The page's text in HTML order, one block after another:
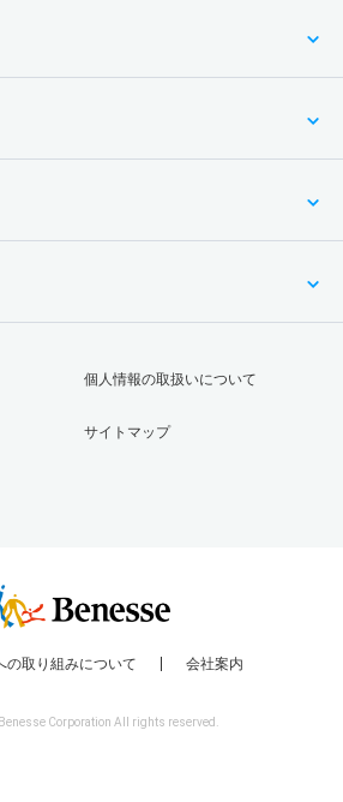
個人情報の取扱いについて
サイトマップ
の取り組みについて 会社案内
Corporation All rights reserved.